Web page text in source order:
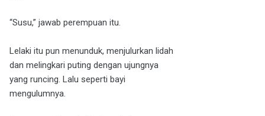
“Susu,” jawab perempuan itu.
Lelaki itu pun menunduk, menjulurkan lidah
dan melingkari puting dengan ujungnya
yang runcing. Lalu seperti bayi
mengulumnya.